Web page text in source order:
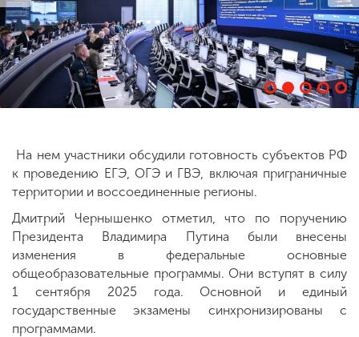
На нем участники обсудили готовность субъектов РФ
к проведению ЕГЭ, ОГЭ и ГВЭ, включая приграничные
территории и воссоединенные регионы.
Дмитрий Чернышенко отметил, что по поручению
Президента Владимира Путина были внесены
изменения в федеральные основные
общеобразовательные программы. Они вступят в силу
1 сентября 2025 года. Основной и единый
государственные экзамены синхронизированы с
программами.